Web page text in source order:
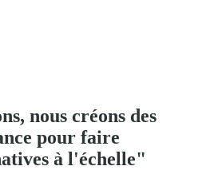
nous créons des
pour faire
à l'échelle"